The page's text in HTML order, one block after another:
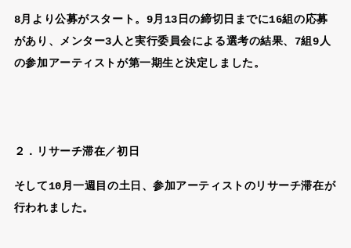
8月より公募がスタート。9月13日の締切日までに16組の応募
があり、メンター3人と実行委員会による選考の結果、7組9人
の参加アーティストが第一期生と決定しました。
２．リサーチ滞在／初日
そして10月一週目の土日、参加アーティストのリサーチ滞在が
行われました。